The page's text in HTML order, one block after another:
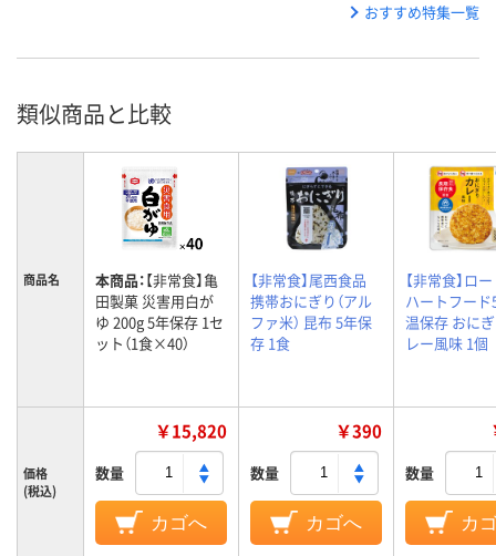
おすすめ特集一覧
類似商品と比較
商品名 本商品：【非常食】亀
田製菓 災害用白が
ゆ 200g 5年保存 1セ
ット（1食×40）
【非常食】尾西食品
携帯おにぎり（アル
ファ米） 昆布 5年保
存 1食
【非常食】ロ
ハートフード
温保存 おに
レー風味 1個
価格
(税込)
￥15,820
数量
カゴへ
￥390
数量
カゴへ
数量
カ